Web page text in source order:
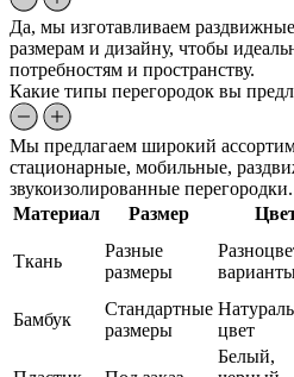
Да, мы изготавливаем
размерам и дизайну, чтобы
потребностям и пространству.
Какие типы перегородок вы
Мы предлагаем широкий
стационарные, мобильные,
звукоизолированные перегородки.
Материал
Размер
Ткань
Разные
размеры
Бамбук
Стандартные
размеры
цвет
Белый,